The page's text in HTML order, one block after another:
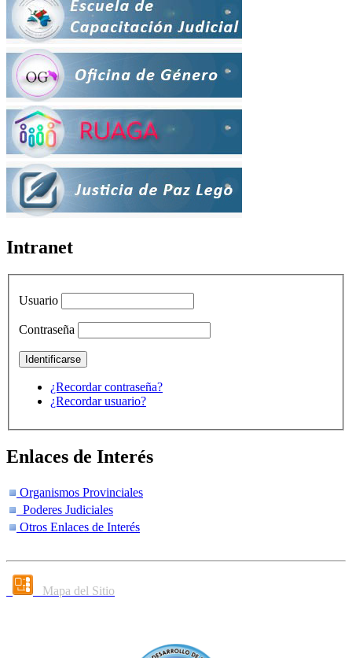
Intranet
Usuario
Contraseña
¿Recordar contraseña?
¿Recordar usuario?
Enlaces de Interés
Organismos Provinciales
Poderes Judiciales
Otros Enlaces de Interés
Mapa del Sitio